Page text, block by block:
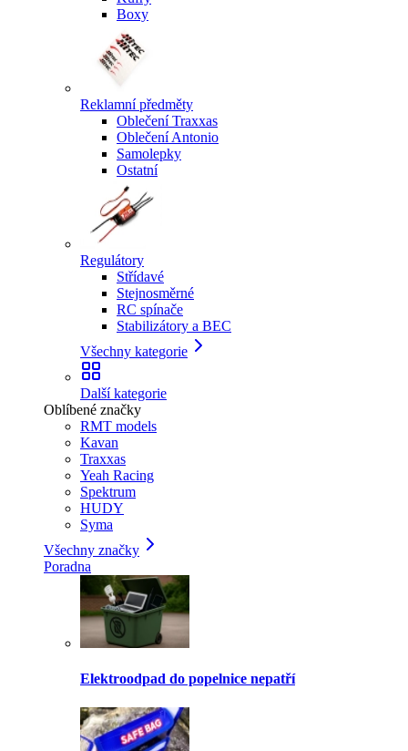
Boxy
Reklamní předměty
Oblečení Traxxas
Oblečení Antonio
Samolepky
Ostatní
Regulátory
Střídavé
Stejnosměrné
RC spínače
Stabilizátory a BEC
Všechny kategorie
Další kategorie
Oblíbené značky
RMT models
Kavan
Traxxas
Yeah Racing
Spektrum
HUDY
Syma
Všechny značky
Poradna
Elektroodpad do popelnice nepatří